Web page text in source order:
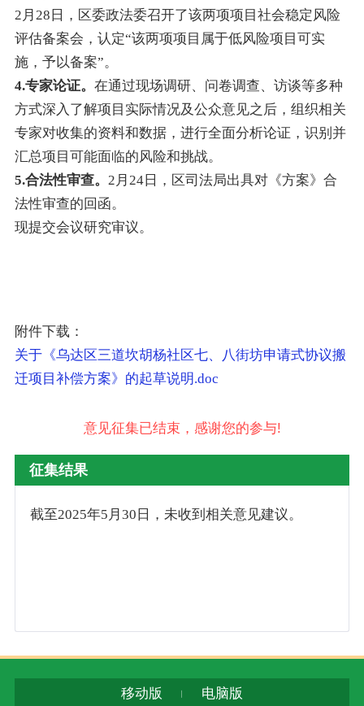
2月28日，区委政法委召开了该两项项目社会稳定风险
评估备案会，认定“该两项项目属于低风险项目可实
施，予以备案”。
4.专家论证。 在通过现场调研、问卷调查、访谈等多种
方式深入了解项目实际情况及公众意见之后，组织相关
专家对收集的资料和数据，进行全面分析论证，识别并
汇总项目可能面临的风险和挑战。
5.合法性审查。 2月24日，区司法局出具对《方案》合
法性审查的回函。
现提交会议研究审议。
附件下载：
关于《乌达区三道坎胡杨社区七、八街坊申请式协议搬
迁项目补偿方案》的起草说明.doc
意见征集已结束，感谢您的参与!
征集结果
截至2025年5月30日，未收到相关意见建议。
移动版 电脑版